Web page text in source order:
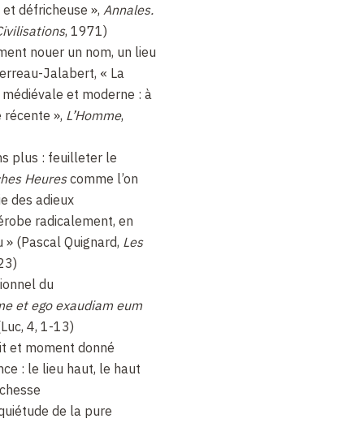
défricheuse », Annales.
, 1971)
nouer un nom, un lieu
Jalabert, « La
et moderne : à
récente », L’Homme,
plus : feuilleter le
Heurescomme l’on
des adieux
radicalement, en
» (Pascal Quignard, Les
du
et ego exaudiam eum
4, 1-13)
et moment donné
: le lieu haut, le haut
de la pure